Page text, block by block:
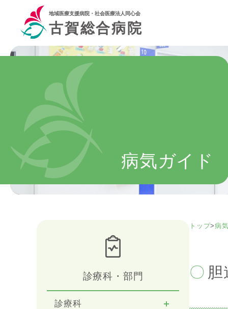
地域医療支援病院・社会医療法人同心会
古賀総合病院
病気ガイド
診療科・部門
診療科
トップ>病
胆